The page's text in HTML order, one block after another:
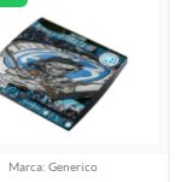
Marca: Generico